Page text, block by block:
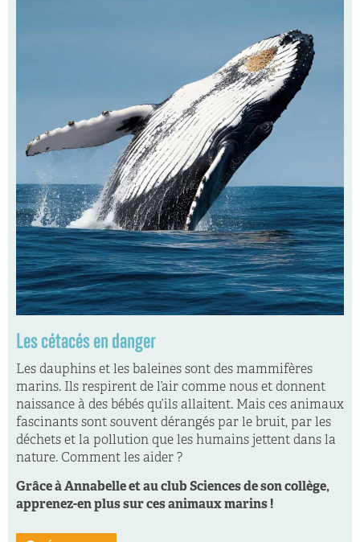
Les cétacés en danger
Les dauphins et les baleines sont des mammifères
marins. Ils respirent de l’air comme nous et donnent
naissance à des bébés qu’ils allaitent. Mais ces animaux
fascinants sont souvent dérangés par le bruit, par les
déchets et la pollution que les humains jettent dans la
nature. Comment les aider ?
Grâce à Annabelle et au club Sciences de son collège,
apprenez-en plus sur ces animaux marins !